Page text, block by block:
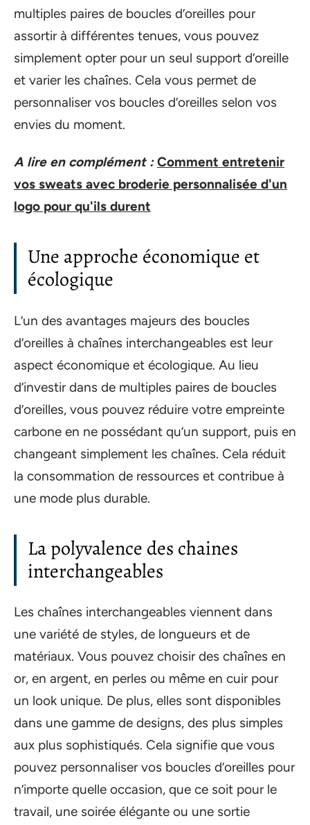
multiples paires de boucles d’oreilles pour
assortir à différentes tenues, vous pouvez
simplement opter pour un seul support d’oreille
et varier les chaînes. Cela vous permet de
personnaliser vos boucles d’oreilles selon vos
envies du moment.
A lire en complément : Comment entretenir
vos sweats avec broderie personnalisée d'un
logo pour qu'ils durent
Une approche économique et
écologique
L’un des avantages majeurs des boucles
d’oreilles à chaînes interchangeables est leur
aspect économique et écologique. Au lieu
d’investir dans de multiples paires de boucles
d’oreilles, vous pouvez réduire votre empreinte
carbone en ne possédant qu’un support, puis en
changeant simplement les chaînes. Cela réduit
la consommation de ressources et contribue à
une mode plus durable.
La polyvalence des chaines
interchangeables
Les chaînes interchangeables viennent dans
une variété de styles, de longueurs et de
matériaux. Vous pouvez choisir des chaînes en
or, en argent, en perles ou même en cuir pour
un look unique. De plus, elles sont disponibles
dans une gamme de designs, des plus simples
aux plus sophistiqués. Cela signifie que vous
pouvez personnaliser vos boucles d’oreilles pour
n’importe quelle occasion, que ce soit pour le
travail, une soirée élégante ou une sortie